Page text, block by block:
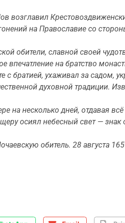
возглавил
на Православие со
обители, славной своей
на братство
братией, ухаживал за садом,
духовной традиции.
на несколько дней, отдавая всё
осиял небесный свет — знак
обитель. 28 августа